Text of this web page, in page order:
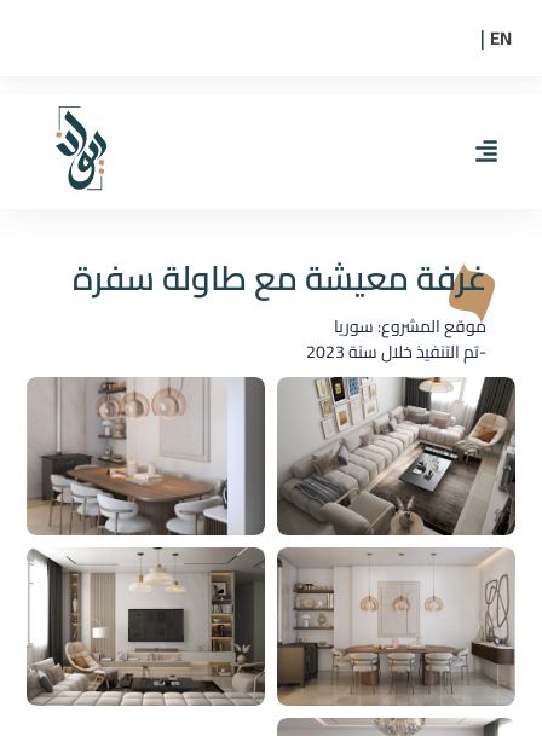
EN
|
غرفة معيشة مع طاولة سفرة
موقع المشروع: سوريا
-تم التنفيذ خلال سنة2023